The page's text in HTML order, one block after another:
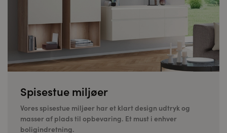
Spisestue miljøer
Vores spisestue miljøer har et klart design udtryk og
masser af plads til opbevaring. Et must i enhver
boligindretning.